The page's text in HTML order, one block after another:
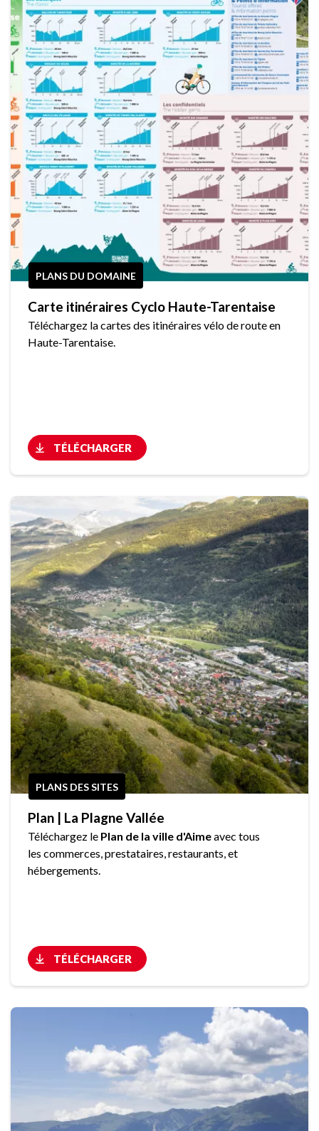
PLANS DU DOMAINE
Carte itinéraires Cyclo Haute-Tarentaise
Téléchargez la cartes des itinéraires vélo de route en
Haute-Tarentaise.
TÉLÉCHARGER
PLANS DES SITES
Plan | La Plagne Vallée
Téléchargez le Plan de la ville d'Aimeavec tous
les commerces, prestataires, restaurants, et
hébergements.
TÉLÉCHARGER